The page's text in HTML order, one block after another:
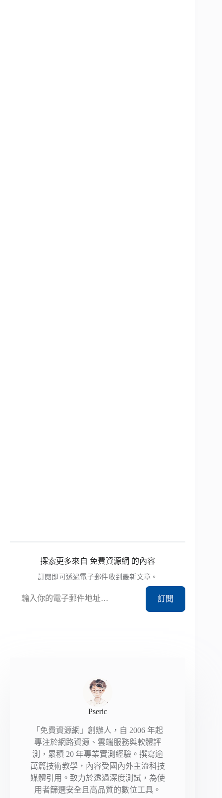
探索更多來自 免費資源網 的內容
訂閱即可透過電子郵件收到最新文章。
訂閱
Pseric
「免費資源網」創辦人，自 2006 年起
專注於網路資源、雲端服務與軟體評
測，累積 20 年專業實測經驗。撰寫逾
萬篇技術教學，內容受國內外主流科技
媒體引用。致力於透過深度測試，為使
用者篩選安全且高品質的數位工具。